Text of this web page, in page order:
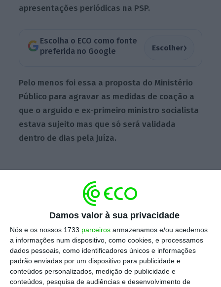
Damos valor à sua privacidade
Nós e os nossos 1733 parceiros armazenamos e/ou acedemos
a informações num dispositivo, como cookies, e processamos
dados pessoais, como identificadores únicos e informações
padrão enviadas por um dispositivo para publicidade e
conteúdos personalizados, medição de publicidade e
conteúdos, pesquisa de audiências e desenvolvimento de
apresentações periódicas na PSP.
Escolha o ECO como fonte
preferida no Google
Escolher›
Pelo menos foi essa a proposta do Ministério
Público para agravar as medidas de coação a
que o arguido e ex-primeiro ministro socialista
estava sujeito mas que só será validada
dentro de dias pela juíza.
Termo de Identidade e Residência (TIR).
Durante cerca de duas horas José Sócrates foi
interrogado pela juíza titular do processo
extraído da Operação Marquês para prestar
esclarecimentos sobre as suas viagens ao
Brasil, onde está a realizar um doutoramento.